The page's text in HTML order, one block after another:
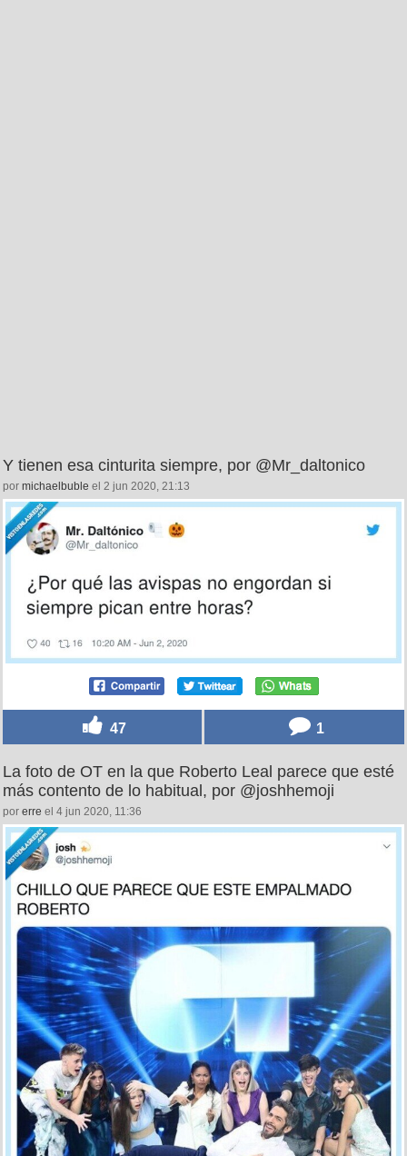
Y tienen esa cinturita siempre, por @Mr_daltonico
por michaelbuble el 2 jun 2020, 21:13
47 1
La foto de OT en la que Roberto Leal parece que esté
más contento de lo habitual, por @joshhemoji
por erre el 4 jun 2020, 11:36